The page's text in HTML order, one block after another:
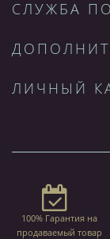
СЛУЖБА
ЛИЧНЫЙ
100% Гарантия на
продаваемый товар